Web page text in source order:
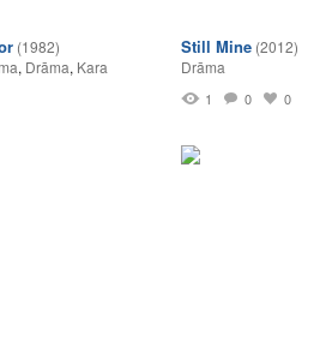
(1982)
, Drāma, Kara
Still Mine (2012)
Drāma
1 0 0